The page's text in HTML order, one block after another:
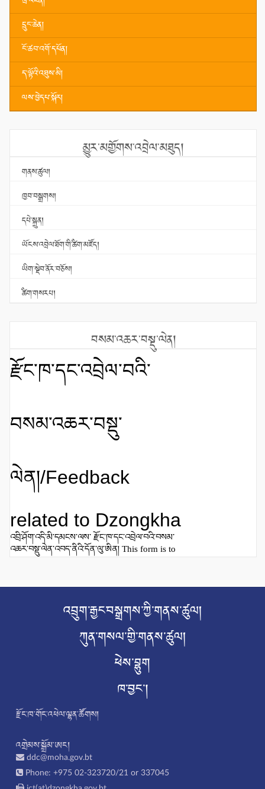
དྲུང་ཆེན།
ངོ་ཚབ་འགོ་དཔོན།
ད་ལྟོའི་འཐུས་མི།
ལས་བྱེདཔ་སྐོར།
མྱུར་མགྱོགས་འབྲེལ་མཐུད།
གནས་ཚུལ།
ཁྱབ་བསྒྲགས།
དཔེ་སྐྲུན།
ཡོངས་འབྲེལ་ཐོག་གི་ཚིག་མཛོད།
ཡིག་སྡེབ་ནོར་བཅོས།
ཚིག་གསརཔ།
བསམ་འཆར་བསྡུ་ལེན།
འབྲུག་རྒྱང་བསྒྲགས་ཀྱི་གནས་ཚུལ།
ཀུན་གསལ་གྱི་གནས་ཚུལ།
ཕེས་བྷུག
ཁ་བྱང།
རྫོང་ཁ་གོང་འཕེལ་ལྷན་ཚོགས།
འགྲེམས་སྒྲོམ་ཨང།
ddc@moha.gov.bt
Phone: +975 02-323720/21 or 337045